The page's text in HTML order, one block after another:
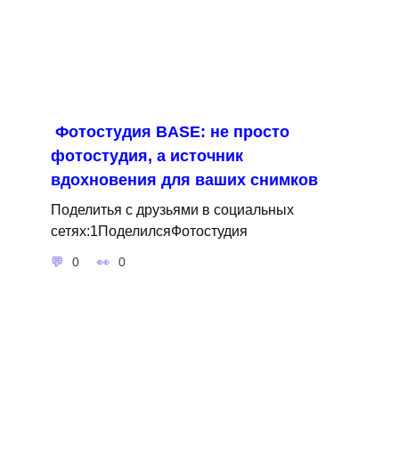
Фотостудия BASE: не просто
фотостудия, а источник
вдохновения для ваших снимков
Поделитья с друзьями в социальных
сетях:1ПоделилсяФотостудия
0 0